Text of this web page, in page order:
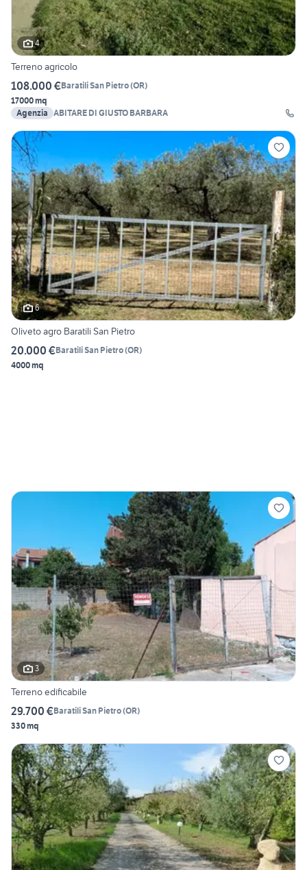
4
Terreno agricolo
108.000 €Baratili San Pietro(OR)
17000 mq
Agenzia ABITARE DI GIUSTO BARBARA
6
Oliveto agro Baratili San Pietro
20.000 €Baratili San Pietro(OR)
4000 mq
3
Terreno edificabile
29.700 €Baratili San Pietro(OR)
330 mq